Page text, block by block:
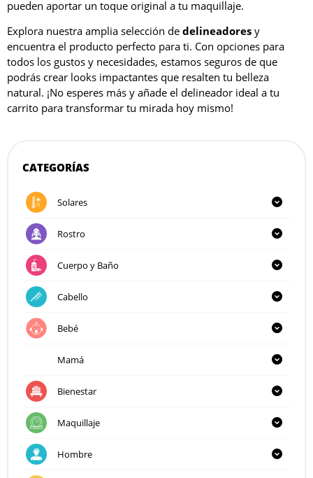
CATEGORÍAS
Solares
Rostro
Cuerpo y Baño
Cabello
Bebé
Mamá
Bienestar
Maquillaje
Hombre
pueden aportar un toque original a tu maquillaje.
Explora nuestra amplia selección de delineadores y
encuentra el producto perfecto para ti. Con opciones para
todos los gustos y necesidades, estamos seguros de que
podrás crear looks impactantes que resalten tu belleza
natural. ¡No esperes más y añade el delineador ideal a tu
carrito para transformar tu mirada hoy mismo!